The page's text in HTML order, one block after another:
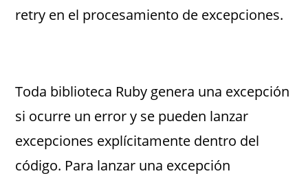
retry en el procesamiento de excepciones.
Toda biblioteca Ruby genera una excepción
si ocurre un error y se pueden lanzar
excepciones explícitamente dentro del
código. Para lanzar una excepción